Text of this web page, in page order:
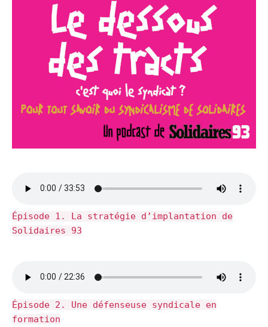
Épisode 1. La stratégie d’implantation de
Solidaires 93
Épisode 2. Une défenseuse syndicale en
formation